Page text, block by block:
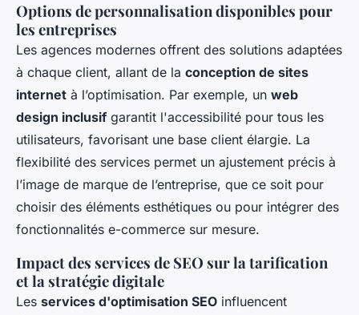
Options de personnalisation disponibles pour
les entreprises
Les agences modernes offrent des solutions adaptées
à chaque client, allant de la conception de sites
internet à l’optimisation. Par exemple, un web
design inclusif garantit l'accessibilité pour tous les
utilisateurs, favorisant une base client élargie. La
flexibilité des services permet un ajustement précis à
l’image de marque de l’entreprise, que ce soit pour
choisir des éléments esthétiques ou pour intégrer des
fonctionnalités e-commerce sur mesure.
Impact des services de SEO sur la tarification
et la stratégie digitale
Les services d'optimisation SEO influencent